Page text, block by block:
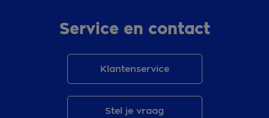
Service en contact
Klantenservice
Stel je vraag